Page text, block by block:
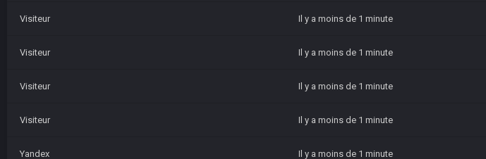
Visiteur Il y a moins de 1 minute
Visiteur Il y a moins de 1 minute
Visiteur Il y a moins de 1 minute
Visiteur Il y a moins de 1 minute
Yandex Il y a moins de 1 minute